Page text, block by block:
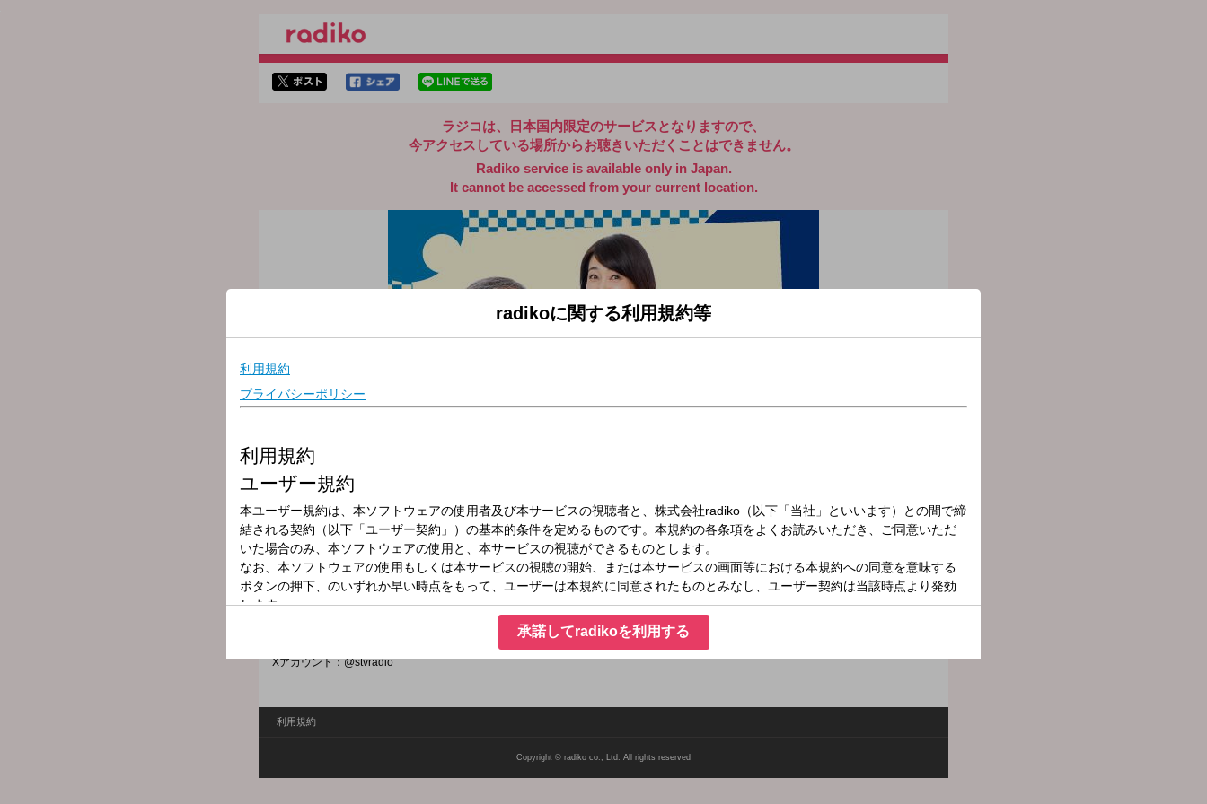
ラジコは、日本国内限定のサービスとなりますので、
今アクセスしている場所からお聴きいただくことはできません。
Radiko service is available only in Japan.
It cannot be accessed from your current location.
放送局
放送時間
2025年8月25日（月）10:00～12:30
番組名
工藤じゅんきの十人十色
生活における喜怒哀楽を番組独自の切り口で展開。毎日日替わりのテーマで、流行もの、生活スタイル、思い出話、男と女のあんな話や
こんな話を明るく、楽しく紹介します。 メール：toiro@stv.jp
Xアカウント：@stvradio
利用規約
Copyright © radiko co., Ltd. All rights reserved
radikoに関する利用規約等
承諾してradikoを利用する